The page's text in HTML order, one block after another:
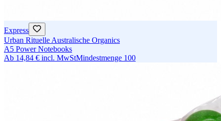
Express
Urban Rituelle Australische Organics
A5 Power Notebooks
Ab 14,84 € incl. MwStMindestmenge 100